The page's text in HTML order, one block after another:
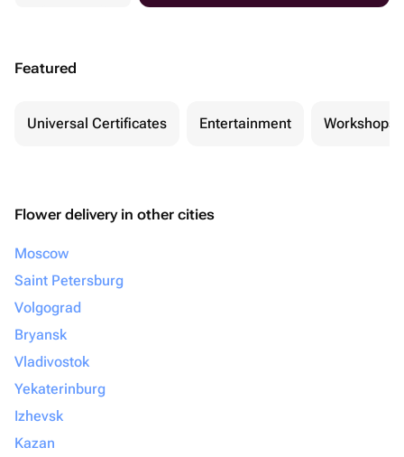
Featured
Universal Certificates Entertainment Workshops
Flower delivery in other cities
Moscow
Saint Petersburg
Volgograd
Bryansk
Vladivostok
Yekaterinburg
Izhevsk
Kazan